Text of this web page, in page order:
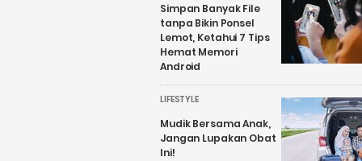
Simpan Banyak File
tanpa Bikin Ponsel
Lemot, Ketahui 7 Tips
Hemat Memori
Android
LIFESTYLE
Mudik Bersama Anak,
Jangan Lupakan Obat
Ini!